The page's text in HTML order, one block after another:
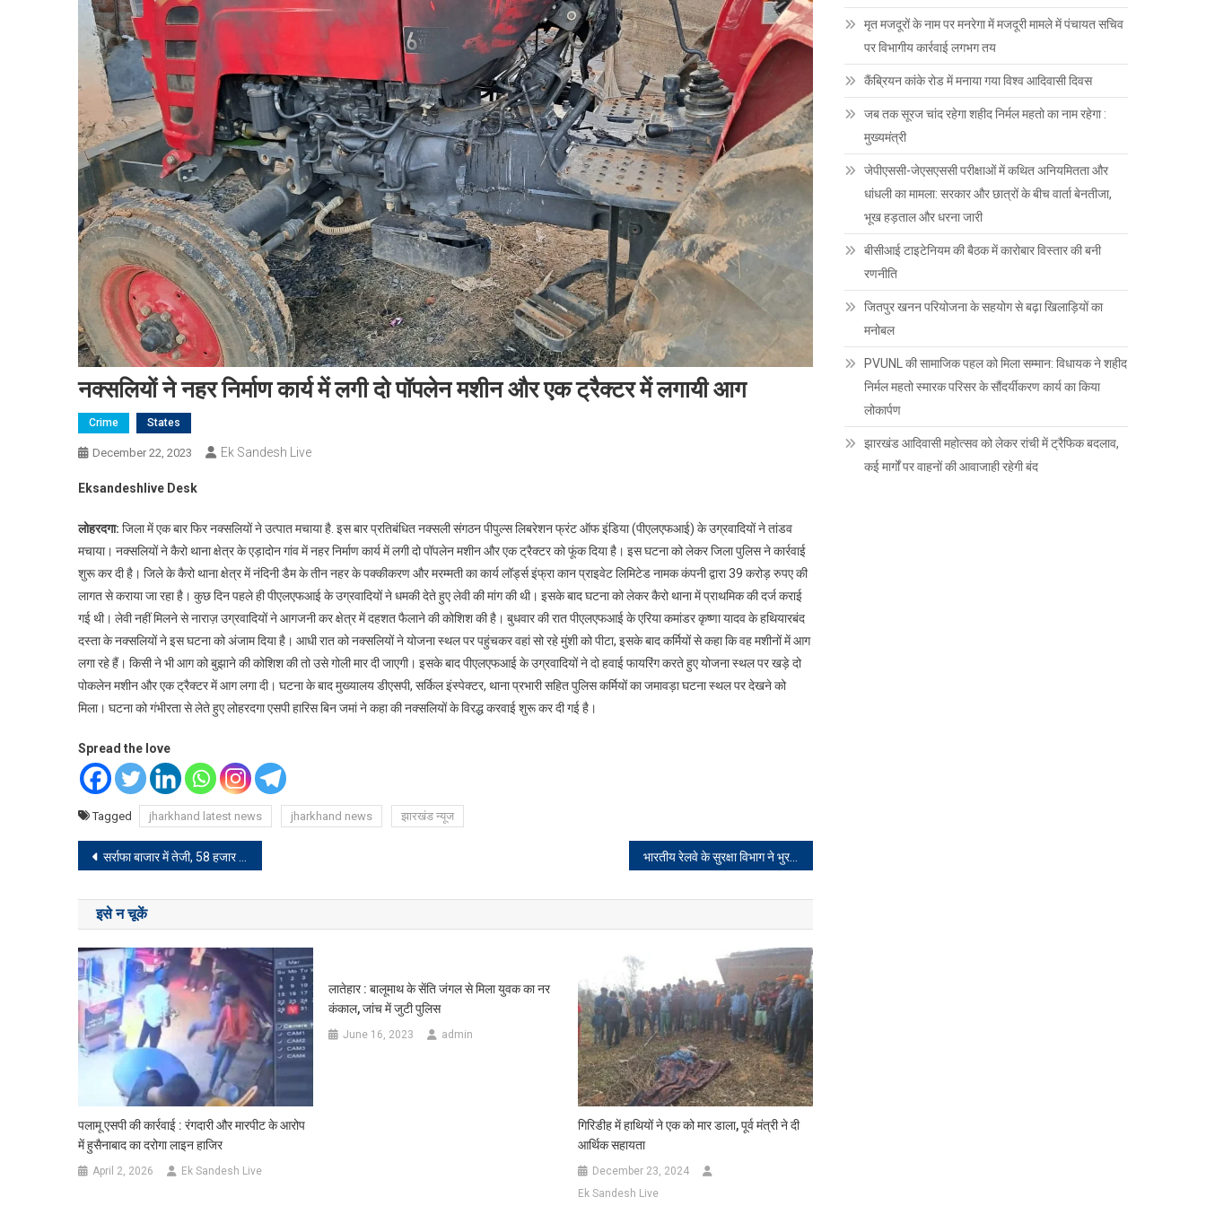
नक्सलियों ने नहर निर्माण कार्य में लगी दो पॉपलेन मशीन और एक ट्रैक्टर में लगायी आग
Crime States
December 22, 2023 Ek Sandesh Live
Eksandeshlive Desk
लोहरदगा: जिला में एक बार फिर नक्सलियों ने उत्पात मचाया है. इस बार प्रतिबंधित नक्सली संगठन पीपुल्स लिबरेशन फ्रंट ऑफ इंडिया (पीएलएफआई) के उग्रवादियों ने तांडव
मचाया। नक्सलियों ने कैरो थाना क्षेत्र के एड़ादोन गांव में नहर निर्माण कार्य में लगी दो पॉपलेन मशीन और एक ट्रैक्टर को फूंक दिया है। इस घटना को लेकर जिला पुलिस ने कार्रवाई
शुरू कर दी है। जिले के कैरो थाना क्षेत्र में नंदिनी डैम के तीन नहर के पक्कीकरण और मरम्मती का कार्य लॉर्ड्स इंफ्रा कान प्राइवेट लिमिटेड नामक कंपनी द्वारा 39 करोड़ रुपए की
लागत से कराया जा रहा है। कुछ दिन पहले ही पीएलएफआई के उग्रवादियों ने धमकी देते हुए लेवी की मांग की थी। इसके बाद घटना को लेकर कैरो थाना में प्राथमिक की दर्ज कराई
गई थी। लेवी नहीं मिलने से नाराज़ उग्रवादियों ने आगजनी कर क्षेत्र में दहशत फैलाने की कोशिश की है। बुधवार की रात पीएलएफआई के एरिया कमांडर कृष्णा यादव के हथियारबंद
दस्ता के नक्सलियों ने इस घटना को अंजाम दिया है। आधी रात को नक्सलियों ने योजना स्थल पर पहुंचकर वहां सो रहे मुंशी को पीटा, इसके बाद कर्मियों से कहा कि वह मशीनों में आग
लगा रहे हैं। किसी ने भी आग को बुझाने की कोशिश की तो उसे गोली मार दी जाएगी। इसके बाद पीएलएफआई के उग्रवादियों ने दो हवाई फायरिंग करते हुए योजना स्थल पर खड़े दो
पोकलेन मशीन और एक ट्रैक्टर में आग लगा दी। घटना के बाद मुख्यालय डीएसपी, सर्किल इंस्पेक्टर, थाना प्रभारी सहित पुलिस कर्मियों का जमावड़ा घटना स्थल पर देखने को
मिला। घटना को गंभीरता से लेते हुए लोहरदगा एसपी हारिस बिन जमां ने कहा की नक्सलियों के विरद्ध करवाई शुरू कर दी गई है।
Spread the love
Tagged jharkhand latest news jharkhand news झारखंड न्यूज
Post
navigation
सर्राफा बाजार में तेजी, 58 हजार के ऊपर पहुंचा 22 कैरेट सोना, चांदी में भी उछाल भारतीय रेलवे के सुरक्षा विभाग ने भुरकुंडा रेलवे स्टेशन में चलाया जागरूकता अभियान
इसे न चूकें
पलामू एसपी की कार्रवाई : रंगदारी और मारपीट के आरोप
में हुसैनाबाद का दरोगा लाइन हाजिर
April 2, 2026 Ek Sandesh Live
लातेहार : बालूमाथ के सेंति जंगल से मिला युवक का नर
कंकाल, जांच में जुटी पुलिस
June 16, 2023 admin
गिरिडीह में हाथियों ने एक को मार डाला, पूर्व मंत्री ने दी
आर्थिक सहायता
December 23, 2024
Ek Sandesh Live
मृत मजदूरों के नाम पर मनरेगा में मजदूरी मामले में पंचायत सचिव
पर विभागीय कार्रवाई लगभग तय
कैंब्रियन कांके रोड में मनाया गया विश्व आदिवासी दिवस
जब तक सूरज चांद रहेगा शहीद निर्मल महतो का नाम रहेगा :
मुख्यमंत्री
जेपीएससी-जेएसएससी परीक्षाओं में कथित अनियमितता और
धांधली का मामला: सरकार और छात्रों के बीच वार्ता बेनतीजा,
भूख हड़ताल और धरना जारी
बीसीआई टाइटेनियम की बैठक में कारोबार विस्तार की बनी
रणनीति
जितपुर खनन परियोजना के सहयोग से बढ़ा खिलाड़ियों का
मनोबल
PVUNL की सामाजिक पहल को मिला सम्मान: विधायक ने शहीद
निर्मल महतो स्मारक परिसर के सौंदर्यीकरण कार्य का किया
लोकार्पण
झारखंड आदिवासी महोत्सव को लेकर रांची में ट्रैफिक बदलाव,
कई मार्गों पर वाहनों की आवाजाही रहेगी बंद